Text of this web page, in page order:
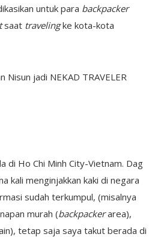
untuk para backpacker
saat travelingke kota-kota
Nisun jadi NEKAD TRAVELER
di Ho Chi Minh City-Vietnam. Dag
kali menginjakkan kaki di negara
sudah terkumpul, (misalnya
murah (backpackerarea),
tetap saja saya takut berada di